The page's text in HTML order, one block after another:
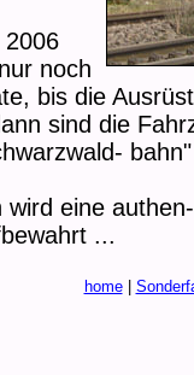
noch
bis die
sind die
wird eine
...
home|